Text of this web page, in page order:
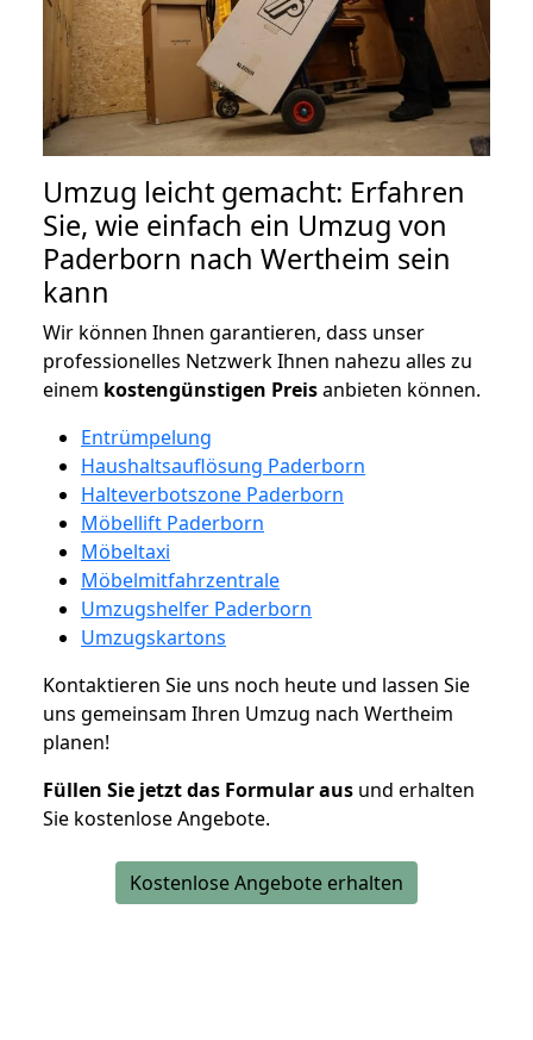
Umzug leicht gemacht: Erfahren
Sie, wie einfach ein Umzug von
Paderborn nach Wertheim sein
kann
Wir können Ihnen garantieren, dass unser
professionelles Netzwerk Ihnen nahezu alles zu
einem kostengünstigen Preisanbieten können.
Entrümpelung
Haushaltsauflösung Paderborn
Halteverbotszone Paderborn
Möbellift Paderborn
Möbeltaxi
Möbelmitfahrzentrale
Umzugshelfer Paderborn
Umzugskartons
Kontaktieren Sie uns noch heute und lassen Sie
uns gemeinsam Ihren Umzug nach Wertheim
planen!
Füllen Sie jetzt das Formular aus und erhalten
Sie kostenlose Angebote.
Kostenlose Angebote erhalten